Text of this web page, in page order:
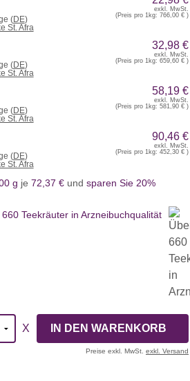
(DE)
St. Afra
exkl. MwSt.
(Preis pro 1kg: 766,00 €)
(DE)
St. Afra
32,98 €
exkl. MwSt.
(Preis pro 1kg: 659,60 €)
(DE)
St. Afra
58,19 €
exkl. MwSt.
(Preis pro 1kg: 581,90 €)
(DE)
St. Afra
90,46 €
exkl. MwSt.
(Preis pro 1kg: 452,30 €)
g je 72,37 €und sparen Sie 20%
660 Teekräuter in Arzneibuchqualität
X
Preise exkl. MwSt. exkl. Versand